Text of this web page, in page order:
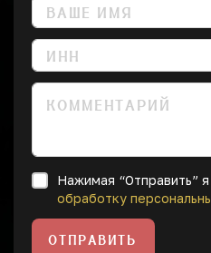
Нажимая “Отправить”
обработку
ОТПРАВИТЬ